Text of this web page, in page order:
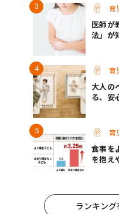
育
医師が
法」が
育
大人の
る、安
育
食事を
を抱え
ランキン